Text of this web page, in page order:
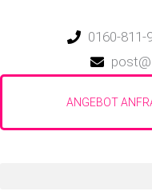
0160-811-